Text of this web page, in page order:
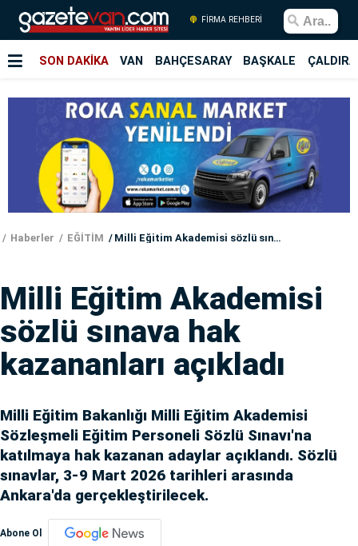
FİRMA REHBERİ
SON DAKİKA VAN BAHÇESARAY BAŞKALE
Haberler EĞİTİM Milli Eğitim Akademisi sözlü sınava hak kazananları açıkladı
Milli Eğitim Akademisi
sözlü sınava hak
kazananları açıkladı
Milli Eğitim Bakanlığı Milli Eğitim Akademisi
Sözleşmeli Eğitim Personeli Sözlü Sınavı'na
katılmaya hak kazanan adaylar açıklandı. Sözlü
sınavlar, 3-9 Mart 2026 tarihleri arasında
Ankara'da gerçekleştirilecek.
Abone Ol